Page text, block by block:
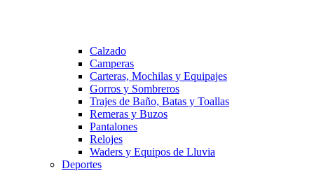
Calzado
Camperas
Carteras, Mochilas y Equipajes
Gorros y Sombreros
Trajes de Baño, Batas y Toallas
Remeras y Buzos
Pantalones
Relojes
Waders y Equipos de Lluvia
Deportes